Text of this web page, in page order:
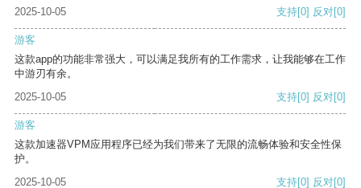
2025-10-05 支持[0] 反对[0]
游客
这款app的功能非常强大，可以满足我所有的工作需求，让我能够在工作
中游刃有余。
2025-10-05
支持[0] 反对[0]
游客
这款加速器VPM应用程序已经为我们带来了无限的流畅体验和安全性保
护。
2025-10-05
支持[0] 反对[0]